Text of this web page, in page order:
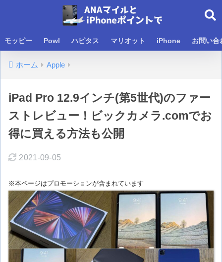
モッピー Powl ハピタス マリオット iPhone お問い合
ホーム Apple
iPad Pro 12.9インチ(第5世代)のファー
ストレビュー！ビックカメラ.comでお
得に買える方法も公開
2021-09-05
※本ページはプロモーションが含まれています